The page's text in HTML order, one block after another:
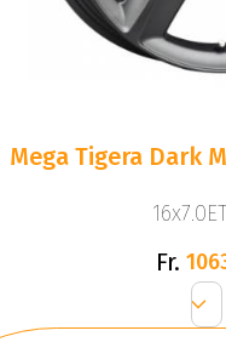
Mega Tigera Dark
Fr.